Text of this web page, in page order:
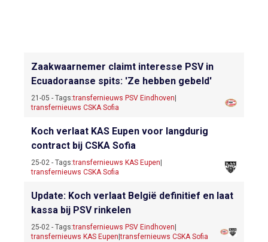
Zaakwaarnemer claimt interesse PSV in
Ecuadoraanse spits: 'Ze hebben gebeld'
21-05 - Tags:transfernieuws PSV Eindhoven
transfernieuws CSKA Sofia
Koch verlaat KAS Eupen voor langdurig
contract bij CSKA Sofia
25-02 - Tags:transfernieuws KAS Eupen
transfernieuws CSKA Sofia
Update: Koch verlaat België definitief en laat
kassa bij PSV rinkelen
25-02 - Tags:transfernieuws PSV Eindhoven
transfernieuws KAS Eupen |transfernieuws CSKA Sofia